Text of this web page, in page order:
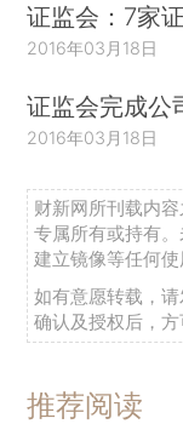
证监会：7家
2016年03月18日
证监会完成公
2016年03月18日
财新网所刊载内
专属所有或持有
建立镜像等任何使
如有意愿转载，
确认及授权后，方
推荐阅读